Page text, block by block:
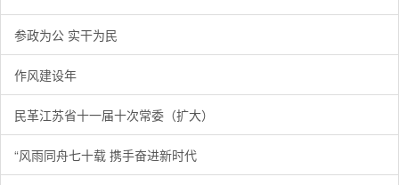
参政为公 实干为民
作风建设年
民革江苏省十一届十次常委（扩大）
“风雨同舟七十载 携手奋进新时代